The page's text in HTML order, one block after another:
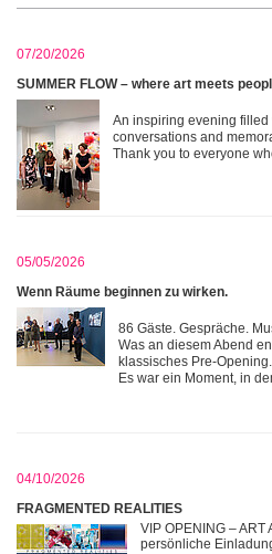
07/20/2026
SUMMER FLOW – where art meets
An inspiring evening filled
conversations and
Thank you to everyone
05/05/2026
Wenn Räume beginnen zu wirken.
86 Gäste. Gespräche.
Was an diesem Abend
klassisches Pre-Opening.
Es war ein Moment, in
04/10/2026
FRAGMENTED REALITIES
VIP OPENING – ART
persönliche